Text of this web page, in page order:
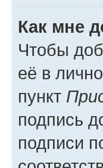
Как мне
Чтобы
её в
пункт
подпись
подписи